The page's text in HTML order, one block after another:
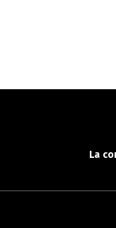
La